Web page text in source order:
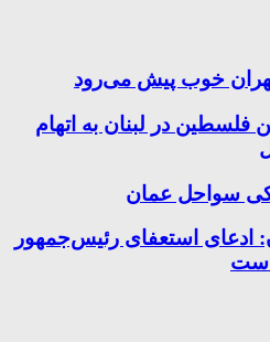
خوب پیش می‌رود
فلسطین در لبنان به اتهام
سواحل عمان
ادعای استعفای رئیس‌جمهور